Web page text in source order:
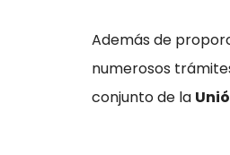
Además de
numerosos
conjunto de la